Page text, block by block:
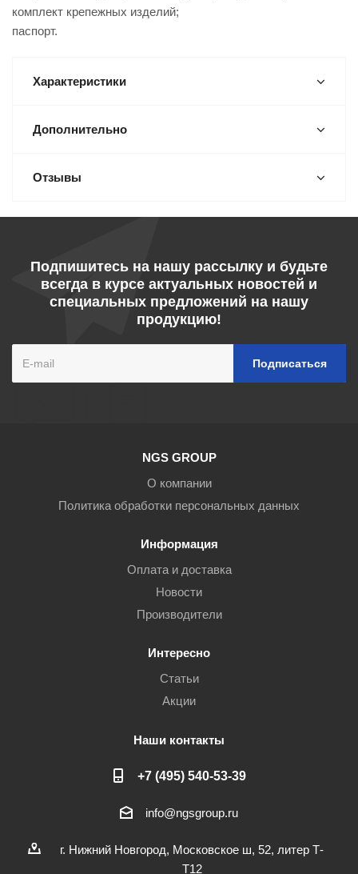
комплект крепежных изделий;
паспорт.
Характеристики
Дополнительно
Отзывы
Подпишитесь на нашу рассылку и будьте
всегда в курсе актуальных новостей и
специальных предложений на нашу
продукцию!
NGS GROUP
О компании
Политика обработки персональных данных
Информация
Оплата и доставка
Новости
Производители
Интересно
Статьи
Акции
Наши контакты
+7 (495) 540-53-39
info@ngsgroup.ru
г. Нижний Новгород, Московское ш, 52, литер Т-
Т12